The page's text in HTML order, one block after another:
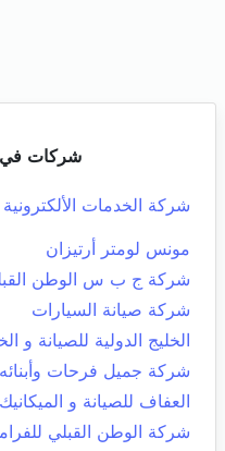
شركات في
شركة الخدمات
مونس لومتر أرتيزان
شركة ج ب س الوطن
شركة صيانة السيارات
الخليج الدولية للصيانة و
شركة جميل فرحات وأبنائه
العفاف للصيانة و الميكانيك
شركة الوطن القبلي